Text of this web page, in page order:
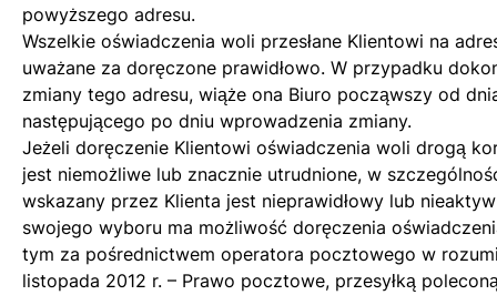
powyższego adresu.
Wszelkie oświadczenia woli przesłane Klientowi na
uważane za doręczone prawidłowo. W przypadku
zmiany tego adresu, wiąże ona Biuro począwszy od
następującego po dniu wprowadzenia zmiany.
Jeżeli doręczenie Klientowi oświadczenia woli drogą
jest niemożliwe lub znacznie utrudnione, w
wskazany przez Klienta jest nieprawidłowy lub
swojego wyboru ma możliwość doręczenia
tym za pośrednictwem operatora pocztowego w
listopada 2012 r. – Prawo pocztowe, przesyłką